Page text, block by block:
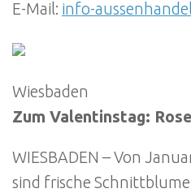
E-Mail: info-
Wiesbaden
Zum Valentinstag:
WIESBADEN – Von
sind frische